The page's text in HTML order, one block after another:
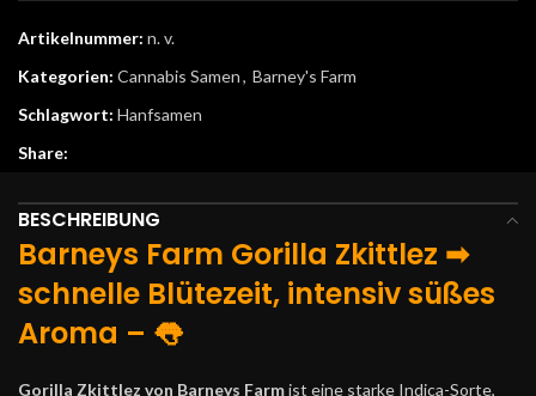
Artikelnummer: n. v.
Kategorien: Cannabis Samen, Barney's Farm
Schlagwort: Hanfsamen
Share:
BESCHREIBUNG
Barneys Farm Gorilla Zkittlez ➡
schnelle Blütezeit, intensiv süßes
Aroma – 👅
Gorilla Zkittlez von Barneys Farmist eine starke Indica-Sorte,